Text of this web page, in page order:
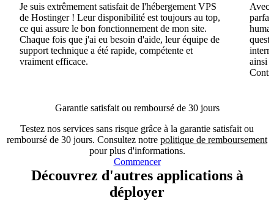
Je suis extrêmement satisfait de l'hébergement VPS
de Hostinger ! Leur disponibilité est toujours au top,
ce qui assure le bon fonctionnement de mon site.
Chaque fois que j'ai eu besoin d'aide, leur équipe de
support technique a été rapide, compétente et
vraiment efficace.
Avec
ainsi
Garantie satisfait ou remboursé de 30 jours
Testez nos services sans risque grâce à la garantie satisfait ou
remboursé de 30 jours. Consultez notre politique de remboursement
pour plus d'informations.
Commencer
Découvrez d'autres applications à
déployer